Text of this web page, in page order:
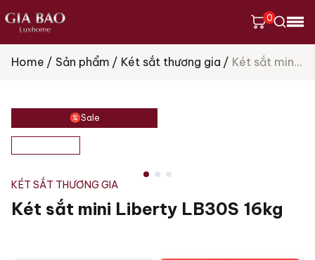
0
phẩm
Home Sản phẩm Két sắt thương gia Két sắt mini Liberty LB30S 16kg
Sale
KÉT SẮT THƯƠNG GIA
Két sắt mini Liberty LB30S 16kg